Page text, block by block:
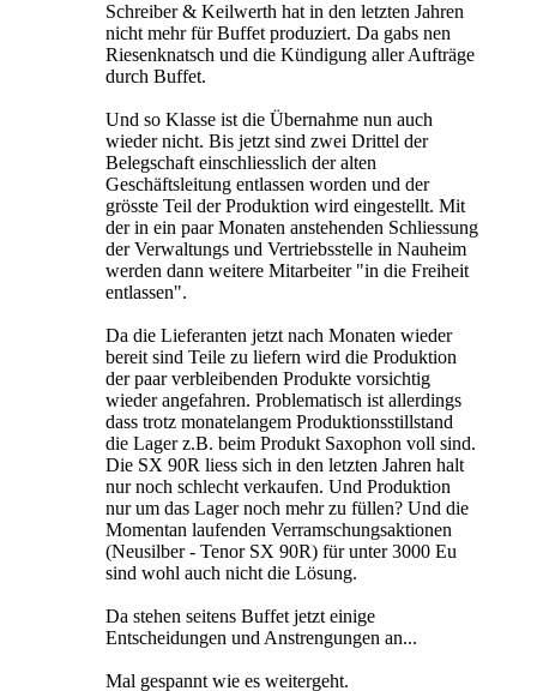
Schreiber & Keilwerth hat in den letzten Jahren
nicht mehr für Buffet produziert. Da gabs nen
Riesenknatsch und die Kündigung aller Aufträge
durch Buffet.
Und so Klasse ist die Übernahme nun auch
wieder nicht. Bis jetzt sind zwei Drittel der
Belegschaft einschliesslich der alten
Geschäftsleitung entlassen worden und der
grösste Teil der Produktion wird eingestellt. Mit
der in ein paar Monaten anstehenden Schliessung
der Verwaltungs und Vertriebsstelle in Nauheim
werden dann weitere Mitarbeiter "in die Freiheit
entlassen".
Da die Lieferanten jetzt nach Monaten wieder
bereit sind Teile zu liefern wird die Produktion
der paar verbleibenden Produkte vorsichtig
wieder angefahren. Problematisch ist allerdings
dass trotz monatelangem Produktionsstillstand
die Lager z.B. beim Produkt Saxophon voll sind.
Die SX 90R liess sich in den letzten Jahren halt
nur noch schlecht verkaufen. Und Produktion
nur um das Lager noch mehr zu füllen? Und die
Momentan laufenden Verramschungsaktionen
(Neusilber - Tenor SX 90R) für unter 3000 Eu
sind wohl auch nicht die Lösung.
Da stehen seitens Buffet jetzt einige
Entscheidungen und Anstrengungen an...
Mal gespannt wie es weitergeht.